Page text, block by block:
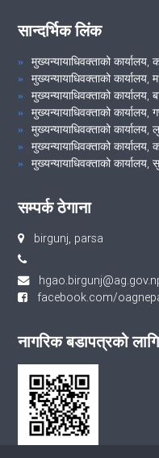
सान्दर्भिक लिंक
मुख्यन्यायाधिवक्ताको कार्यालय,
मुख्यन्यायाधिवक्ताको
मुख्यन्यायाधिवक्ताको कार्यालय,
मुख्यन्यायाधिवक्ताको कार्यालय,
मुख्यन्यायाधिवक्ताको कार्यालय,
मुख्यन्यायाधिवक्ताको कार्यालय,
मुख्यन्यायाधिवक्ताको
सम्पर्क ठेगाना
birgunj, parsa
facebook.com/
नागरिक बडापत्रको